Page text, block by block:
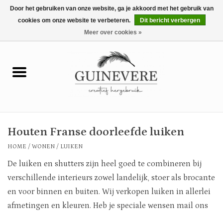
0 Artikelen - €0,00
Meubels
Tuin en buiten
Keuken
Mode
Houten Franse doorleefde luiken
HOME / WONEN / LUIKEN
De luiken en shutters zijn heel goed te combineren bij
verschillende interieurs zowel landelijk, stoer als brocante
en voor binnen en buiten. Wij verkopen luiken in allerlei
afmetingen en kleuren. Heb je speciale wensen mail ons
Door het gebruiken van onze website, ga je akkoord met het gebruik van
cookies om onze website te verbeteren.
Dit bericht verbergen
Meer over cookies »